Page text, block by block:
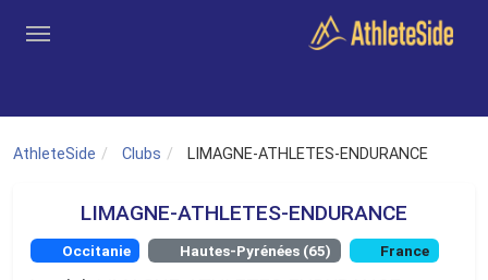
AthleteSide Clubs LIMAGNE-ATHLETES-ENDURANCE
LIMAGNE-ATHLETES-ENDURANCE
Occitanie Hautes-Pyrénées (65) France